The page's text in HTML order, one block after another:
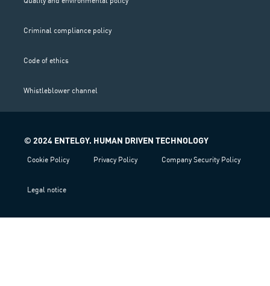
Criminal compliance policy
Code of ethics
Whistleblower channel
© 2024 ENTELGY. HUMAN DRIVEN TECHNOLOGY
Cookie Policy Privacy Policy Company Security Policy
Legal notice